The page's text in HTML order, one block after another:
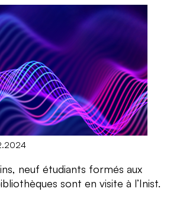
neuf étudiants formés aux
sont en visite à l’Inist.